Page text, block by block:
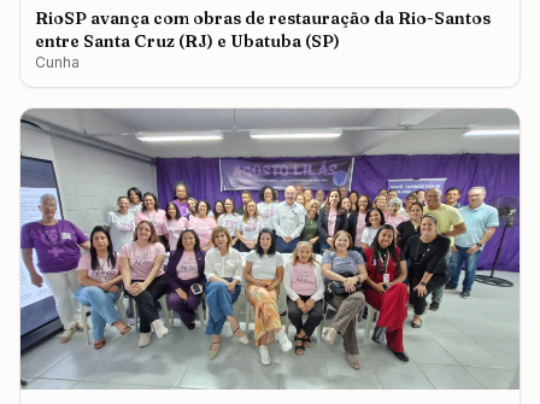
RioSP avança com obras de restauração da Rio-Santos
entre Santa Cruz (RJ) e Ubatuba (SP)
Cunha